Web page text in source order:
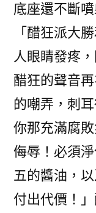
底座還不斷
「醋狂派大
人眼睛發疼
醋狂的聲音
的嘲弄，刺
你那充滿腐
侮辱！必須
五的醬油，
付出代價！